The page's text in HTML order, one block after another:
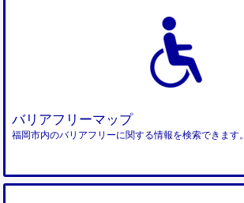
バリアフリーマップ
福岡市内のバリアフリーに関する情報を検索できます。